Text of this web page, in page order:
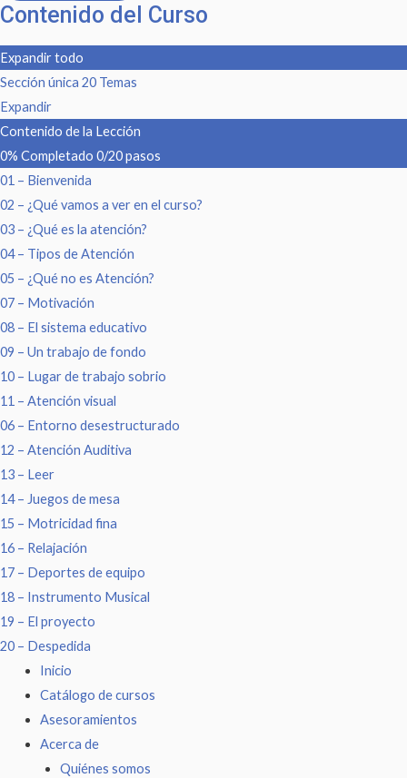
Contenido del Curso
Expandir todo
Sección única 20 Temas
Expandir
Contenido de la Lección
0% Completado 0/20 pasos
01 – Bienvenida
02 – ¿Qué vamos a ver en el curso?
03 – ¿Qué es la atención?
04 – Tipos de Atención
05 – ¿Qué no es Atención?
07 – Motivación
08 – El sistema educativo
09 – Un trabajo de fondo
10 – Lugar de trabajo sobrio
11 – Atención visual
06 – Entorno desestructurado
12 – Atención Auditiva
13 – Leer
14 – Juegos de mesa
15 – Motricidad fina
16 – Relajación
17 – Deportes de equipo
18 – Instrumento Musical
19 – El proyecto
20 – Despedida
Inicio
Catálogo de cursos
Asesoramientos
Acerca de
Quiénes somos